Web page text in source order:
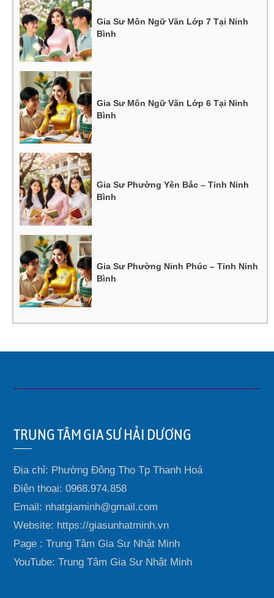
Gia Sư Môn Ngữ Văn Lớp 7 Tại Ninh
Bình
Gia Sư Môn Ngữ Văn Lớp 6 Tại Ninh
Bình
Gia Sư Phường Yên Bắc – Tỉnh Ninh
Bình
Gia Sư Phường Ninh Phúc – Tỉnh Ninh
Bình
TRUNG TÂM GIA SƯ HẢI DƯƠNG
Địa chỉ: Phường Đông Thọ Tp Thanh Hoá
Điện thoại: 0968.974.858
Email: nhatgiaminh@gmail.com
Website: https://giasunhatminh.vn
Page : Trung Tâm Gia Sư Nhật Minh
YouTube: Trung Tâm Gia Sư Nhật Minh